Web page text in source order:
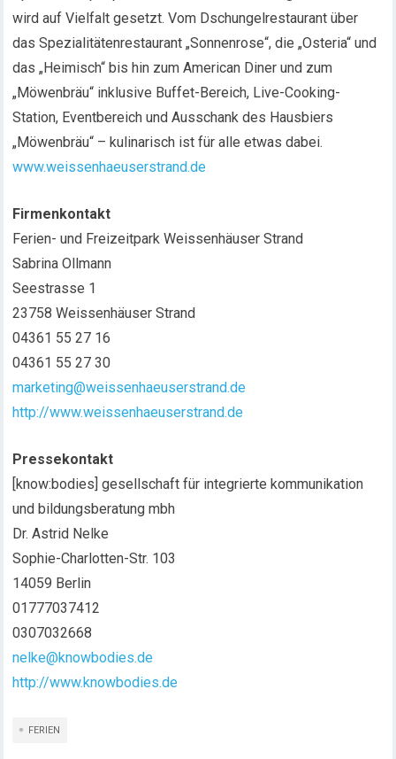
wird auf Vielfalt gesetzt. Vom Dschungelrestaurant über
das Spezialitätenrestaurant „Sonnenrose“, die „Osteria“ und
das „Heimisch“ bis hin zum American Diner und zum
„Möwenbräu“ inklusive Buffet-Bereich, Live-Cooking-
Station, Eventbereich und Ausschank des Hausbiers
„Möwenbräu“ – kulinarisch ist für alle etwas dabei.
www.weissenhaeuserstrand.de
Firmenkontakt
Ferien- und Freizeitpark Weissenhäuser Strand
Sabrina Ollmann
Seestrasse 1
23758 Weissenhäuser Strand
04361 55 27 16
04361 55 27 30
marketing@weissenhaeuserstrand.de
http://www.weissenhaeuserstrand.de
Pressekontakt
[know:bodies] gesellschaft für integrierte kommunikation
und bildungsberatung mbh
Dr. Astrid Nelke
Sophie-Charlotten-Str. 103
14059 Berlin
01777037412
0307032668
nelke@knowbodies.de
http://www.knowbodies.de
FERIEN